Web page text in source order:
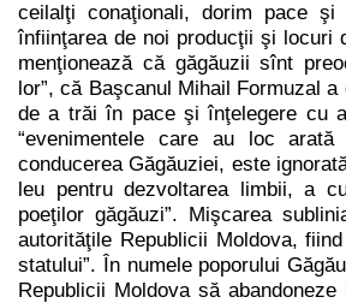
ceilalţi conaţionali, dorim pace
înfiinţarea de noi producţii şi locuri
menţionează că găgăuzii sînt
lor”, că Başcanul Mihail Formuzal
de a trăi în pace şi înţelegere cu
“evenimentele care au loc
conducerea Găgăuziei, este
leu pentru dezvoltarea limbii, a
poeţilor găgăuzi”. Mişcarea
autorităţile Republicii Moldova,
statului”. În numele poporului
Republicii Moldova să